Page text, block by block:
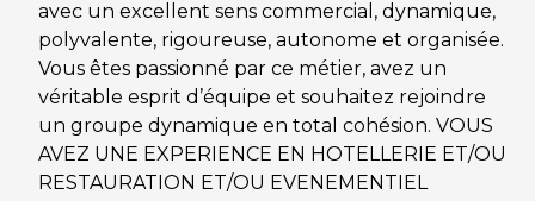
avec un excellent sens commercial, dynamique,
polyvalente, rigoureuse, autonome et organisée.
Vous êtes passionné par ce métier, avez un
véritable esprit d’équipe et souhaitez rejoindre
un groupe dynamique en total cohésion. VOUS
AVEZ UNE EXPERIENCE EN HOTELLERIE ET/OU
RESTAURATION ET/OU EVENEMENTIEL